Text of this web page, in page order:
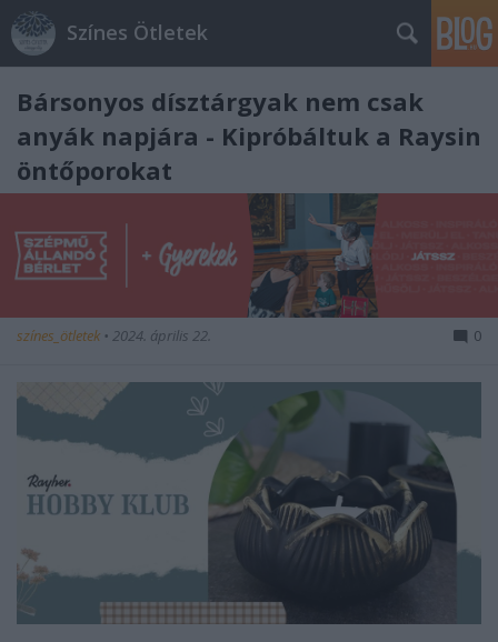
Színes Ötletek
Bársonyos dísztárgyak nem csak
anyák napjára - Kipróbáltuk a Raysin
öntőporokat
színes_ötletek • 2024. április 22. 0